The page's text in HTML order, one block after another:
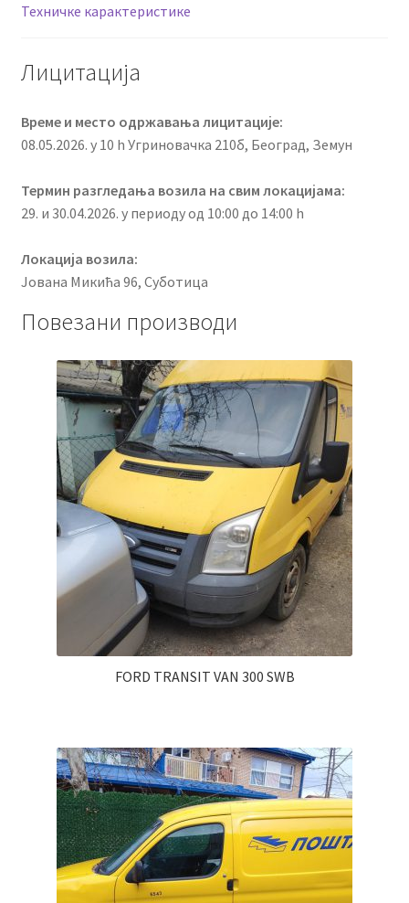
Техничке карактеристике
Лицитација
Време и место одржавања лицитације:
08.05.2026. у 10 h Угриновачка 210б, Београд, Земун
Термин разгледања возила на свим локацијама:
29. и 30.04.2026. у периоду од 10:00 до 14:00 h
Локација возила:
Јована Микића 96, Суботица
Повезани производи
FORD TRANSIT VAN 300 SWB